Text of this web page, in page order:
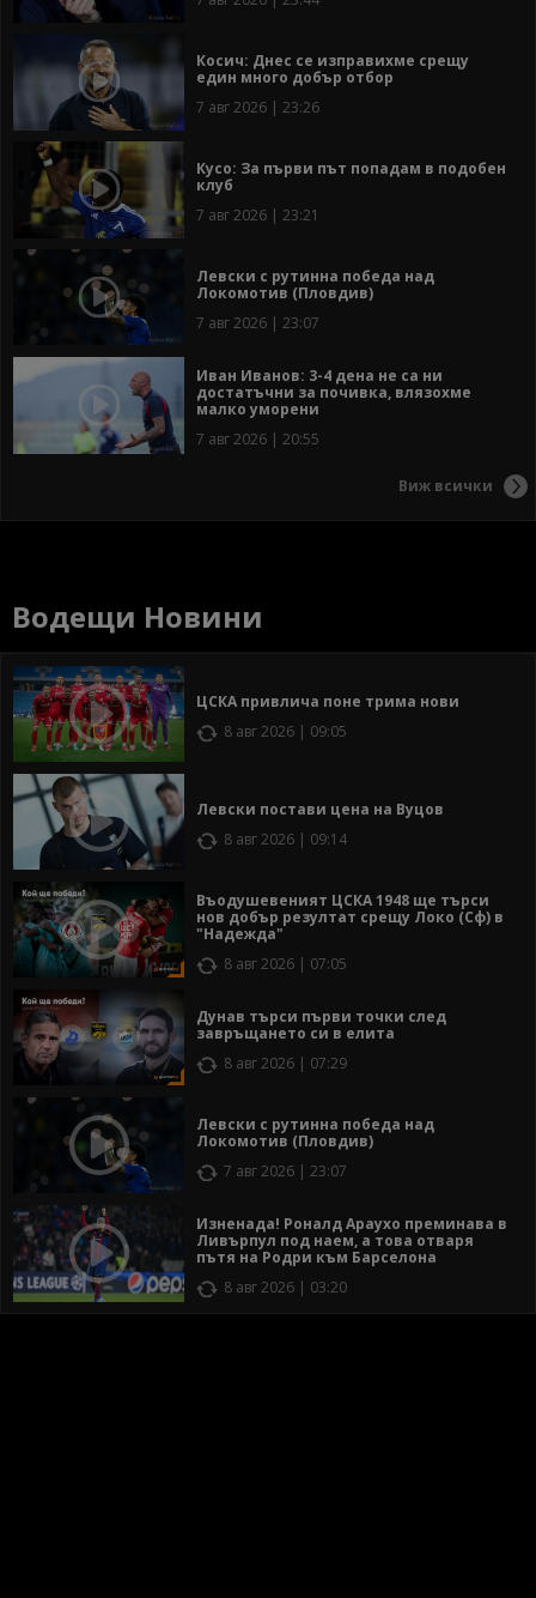
Косич: Днес се изправихме срещу
един много добър отбор
7 авг 2026 | 23:26
Кусо: За първи път попадам в подобен
клуб
7 авг 2026 | 23:21
Левски с рутинна победа над
Локомотив (Пловдив)
7 авг 2026 | 23:07
Иван Иванов: 3-4 дена не са ни
достатъчни за почивка, влязохме
малко уморени
7 авг 2026 | 20:55
Виж всички
Водещи Новини
ЦСКА привлича поне трима нови
8 авг 2026 | 09:05
Левски постави цена на Вуцов
8 авг 2026 | 09:14
Въодушевеният ЦСКА 1948 ще търси
нов добър резултат срещу Локо (Сф) в
"Надежда"
8 авг 2026 | 07:05
Дунав търси първи точки след
завръщането си в елита
8 авг 2026 | 07:29
Левски с рутинна победа над
Локомотив (Пловдив)
7 авг 2026 | 23:07
Изненада! Роналд Араухо преминава в
Ливърпул под наем, а това отваря
пътя на Родри към Барселона
8 авг 2026 | 03:20